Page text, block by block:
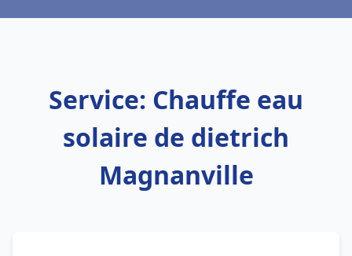
Service: Chauffe eau
solaire de dietrich
Magnanville